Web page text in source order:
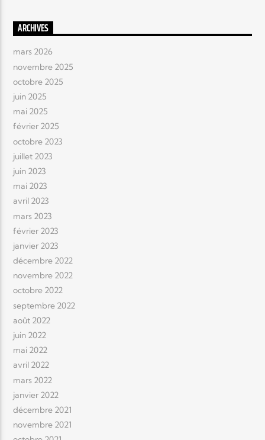
ARCHIVES
mars 2026
novembre 2025
octobre 2025
juin 2025
mai 2025
février 2025
octobre 2023
juillet 2023
juin 2023
mai 2023
avril 2023
mars 2023
février 2023
janvier 2023
décembre 2022
novembre 2022
octobre 2022
septembre 2022
août 2022
juin 2022
mai 2022
avril 2022
mars 2022
janvier 2022
décembre 2021
novembre 2021